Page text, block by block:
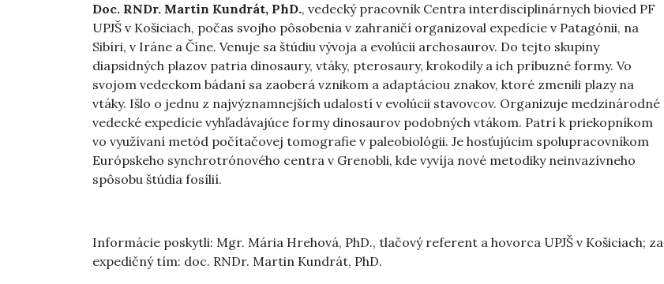
Doc. RNDr. Martin Kundrát, PhD., vedecký pracovník Centra interdisciplinárnych biovied PF
UPJŠ v Košiciach, počas svojho pôsobenia v zahraničí organizoval expedície v Patagónii, na
Sibíri, v Iráne a Číne. Venuje sa štúdiu vývoja a evolúcii archosaurov. Do tejto skupiny
diapsidných plazov patria dinosaury, vtáky, pterosaury, krokodíly a ich príbuzné formy. Vo
svojom vedeckom bádaní sa zaoberá vznikom a adaptáciou znakov, ktoré zmenili plazy na
vtáky. Išlo o jednu z najvýznamnejších udalostí v evolúcii stavovcov. Organizuje medzinárodné
vedecké expedície vyhľadávajúce formy dinosaurov podobných vtákom. Patrí k priekopníkom
vo využívaní metód počítačovej tomografie v paleobiológii. Je hosťujúcim spolupracovníkom
Európskeho synchrotrónového centra v Grenobli, kde vyvíja nové metodiky neinvazívneho
spôsobu štúdia fosílií.
Informácie poskytli: Mgr. Mária Hrehová, PhD., tlačový referent a hovorca UPJŠ v Košiciach; za
expedičný tím: doc. RNDr. Martin Kundrát, PhD.